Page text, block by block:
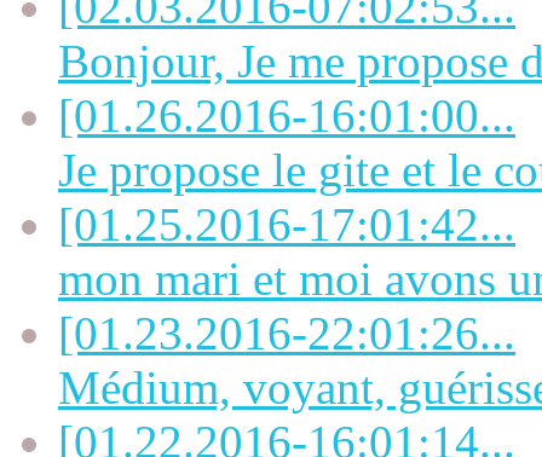
Bonjour, Je me propose
[01.26.2016-16:01:00...
Je propose le gite et le
[01.25.2016-17:01:42...
mon mari et moi avons
[01.23.2016-22:01:26...
Médium, voyant,
[01.22.2016-16:01:14...